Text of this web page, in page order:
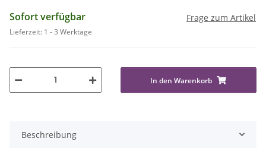
Sofort verfügbar
Lieferzeit: 1 - 3 Werktage
Frage zum Artikel
In den Warenkorb
Beschreibung